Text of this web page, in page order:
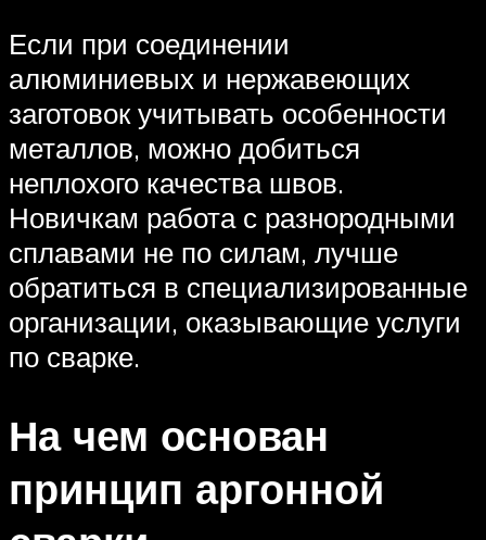
Если при соединении
алюминиевых и нержавеющих
заготовок учитывать особенности
металлов, можно добиться
неплохого качества швов.
Новичкам работа с разнородными
сплавами не по силам, лучше
обратиться в специализированные
организации, оказывающие услуги
по сварке.
На чем основан
принцип аргонной